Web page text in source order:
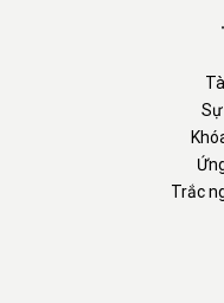
Trắc